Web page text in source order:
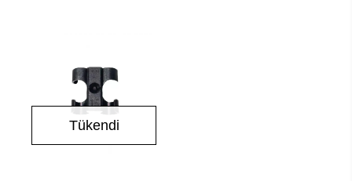
Tükendi